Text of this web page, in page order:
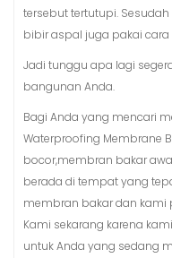
tersebut tertutupi.
bibir aspal juga pakai
Jadi tunggu apa lagi
bangunan Anda.
Bagi Anda yang mencari
Waterproofing Membrane
bocor,membran bakar
berada di tempat yang
membran bakar dan kami
Kami sekarang karena
untuk Anda yang sedang